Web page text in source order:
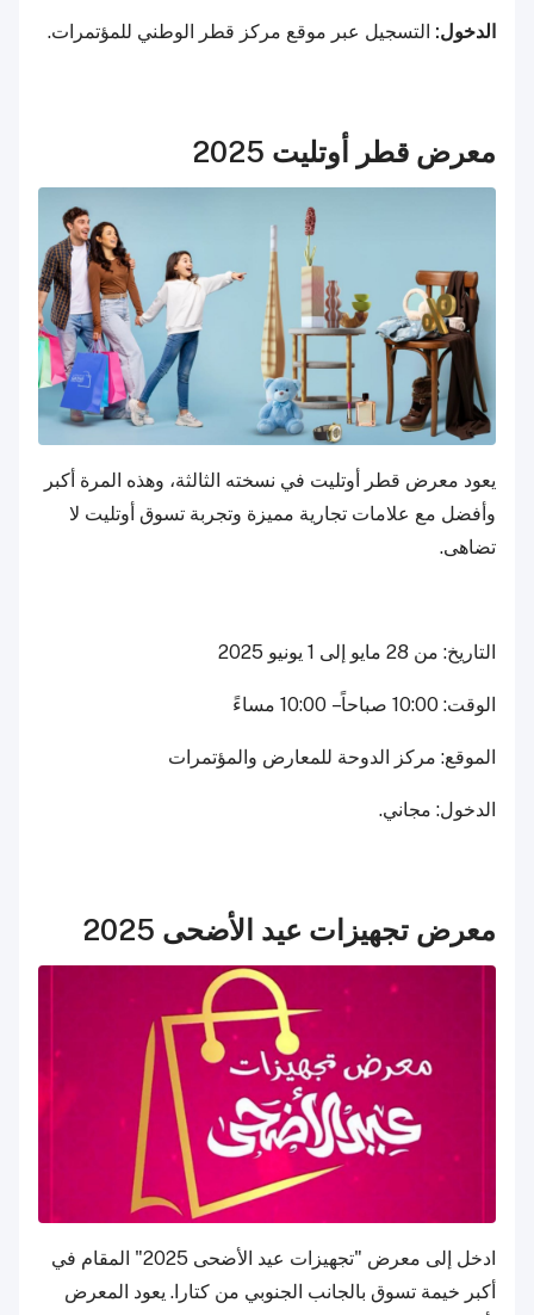
الدخول: التسجيل عبر موقع مركز قطر الوطني للمؤتمرات.
معرض قطر أوتليت 2025
يعود معرض قطر أوتليت في نسخته الثالثة، وهذه المرة أكبر
وأفضل مع علامات تجارية مميزة وتجربة تسوق أوتليت لا
تضاهى.
التاريخ: من 28 مايو إلى 1 يونيو 2025
الوقت: 10:00 صباحاً – 10:00 مساءً
الموقع: مركز الدوحة للمعارض والمؤتمرات
الدخول: مجاني.
معرض تجهيزات عيد الأضحى 2025
ادخل إلى معرض "تجهيزات عيد الأضحى 2025" المقام في
أكبر خيمة تسوق بالجانب الجنوبي من كتارا. يعود المعرض